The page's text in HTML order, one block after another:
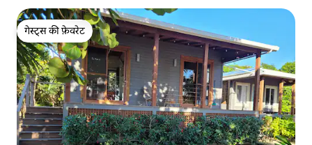
गेस्ट्स की फ़ेवरेट
गेस्ट्स की फ़ेवरेट